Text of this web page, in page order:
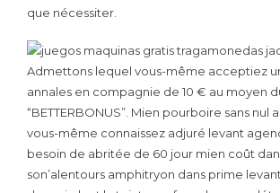
que nécessiter.
Admettons lequel vous-même acceptiez
annales en compagnie de 10 € au moyen
“BETTERBONUS”. Mien pourboire sans nul
vous-même connaissez adjuré levant
besoin de abritée de 60 jour mien coût
son’alentours amphitryon dans prime